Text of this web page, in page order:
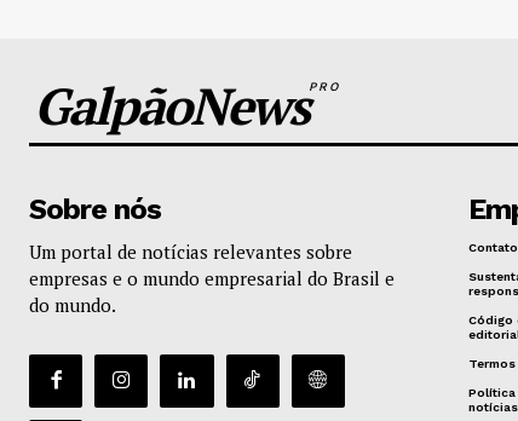
GalpãoNewsPRO
Sobre nós
Um portal de notícias relevantes sobre
empresas e o mundo empresarial do Brasil e
do mundo.
Código
Política
notícias